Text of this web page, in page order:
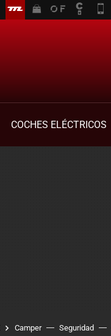
COCHES ELÉCTRICOS
Camper Seguridad